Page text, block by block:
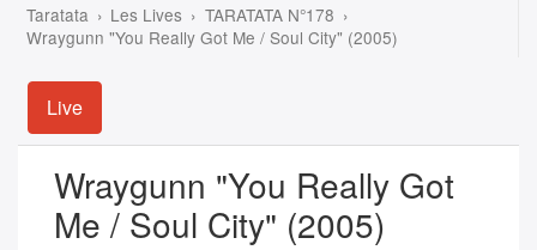
Taratata Les Lives
TARATATA N°178
Wraygunn "You Really Got Me / Soul City" (2005)
Live
Wraygunn "You Really Got
Me / Soul City" (2005)